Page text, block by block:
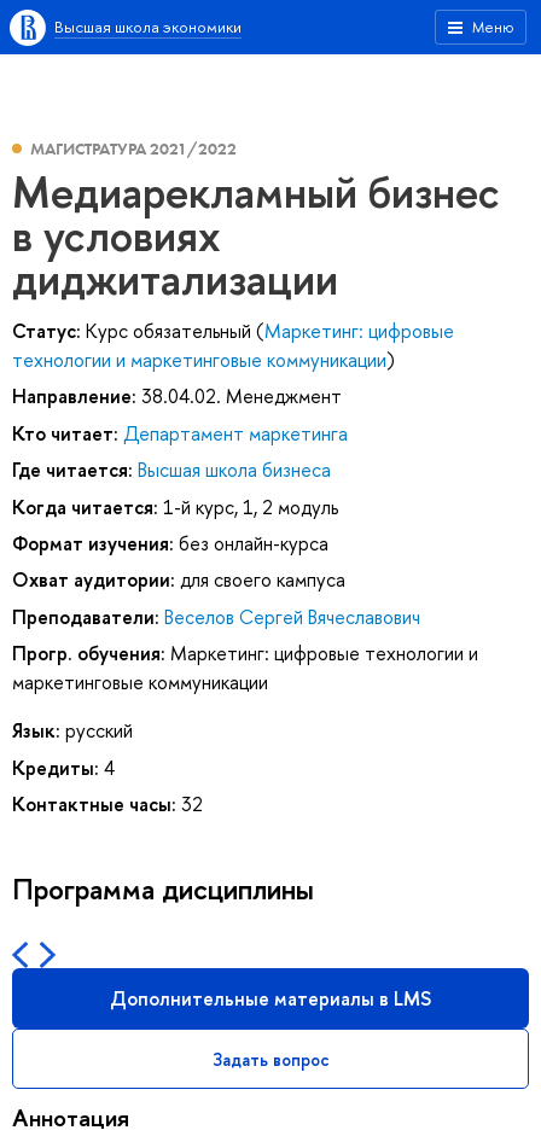
Меню
Высшая школа экономики
МАГИСТРАТУРА 2021/2022
Медиарекламный бизнес
в условиях
диджитализации
Статус: Курс обязательный (Маркетинг: цифровые
технологии и маркетинговые коммуникации)
Направление: 38.04.02. Менеджмент
Кто читает: Департамент маркетинга
Где читается: Высшая школа бизнеса
Когда читается: 1-й курс, 1, 2 модуль
Формат изучения: без онлайн-курса
Охват аудитории: для своего кампуса
Преподаватели: Веселов Сергей Вячеславович
Прогр. обучения: Маркетинг: цифровые технологии и
маркетинговые коммуникации
Язык: русский
Кредиты: 4
Контактные часы: 32
Программа дисциплины
Дополнительные материалы в LMS
Задать вопрос
Аннотация